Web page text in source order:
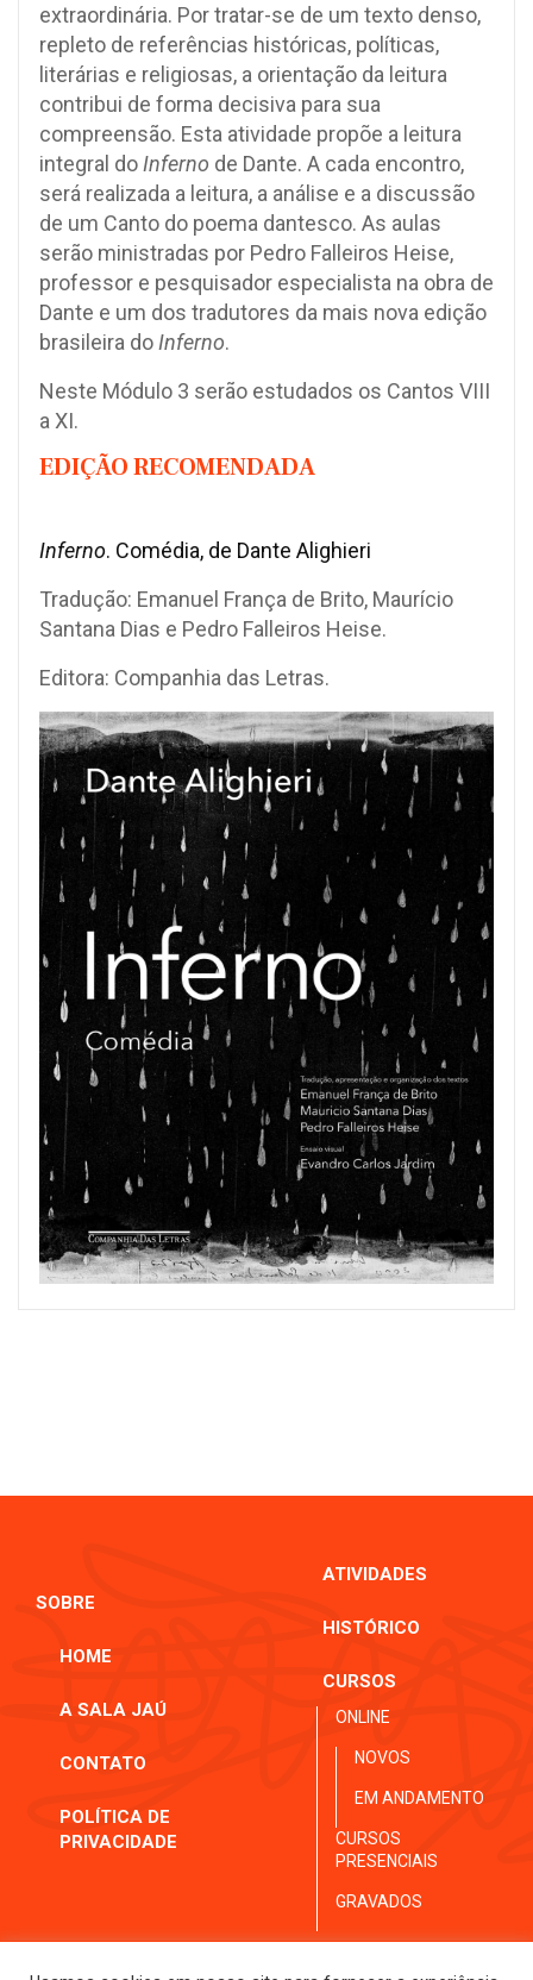
extraordinária. Por tratar-se de um texto denso,
repleto de referências históricas, políticas,
literárias e religiosas, a orientação da leitura
contribui de forma decisiva para sua
compreensão. Esta atividade propõe a leitura
integral do Inferno de Dante. A cada encontro,
será realizada a leitura, a análise e a discussão
de um Canto do poema dantesco. As aulas
serão ministradas por Pedro Falleiros Heise,
professor e pesquisador especialista na obra de
Dante e um dos tradutores da mais nova edição
brasileira do Inferno.
Neste Módulo 3 serão estudados os Cantos VIII
a XI.
EDIÇÃO RECOMENDADA
Inferno. Comédia, de Dante Alighieri
Tradução: Emanuel França de Brito, Maurício
Santana Dias e Pedro Falleiros Heise.
Editora: Companhia das Letras.
SOBRE
HOME
A SALA JAÚ
CONTATO
POLÍTICA DE
PRIVACIDADE
ATIVIDADES
HISTÓRICO
CURSOS
ONLINE
NOVOS
EM ANDAMENTO
CURSOS
PRESENCIAIS
GRAVADOS